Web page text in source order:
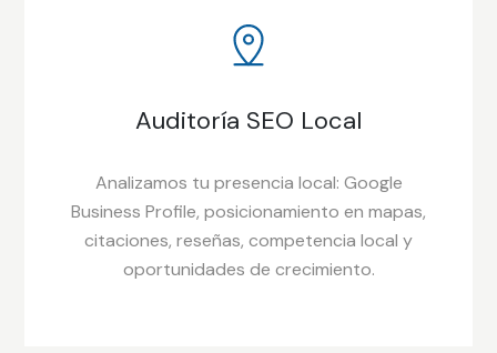
Auditoría SEO Local
Analizamos tu presencia local: Google
Business Profile, posicionamiento en mapas,
citaciones, reseñas, competencia local y
oportunidades de crecimiento.